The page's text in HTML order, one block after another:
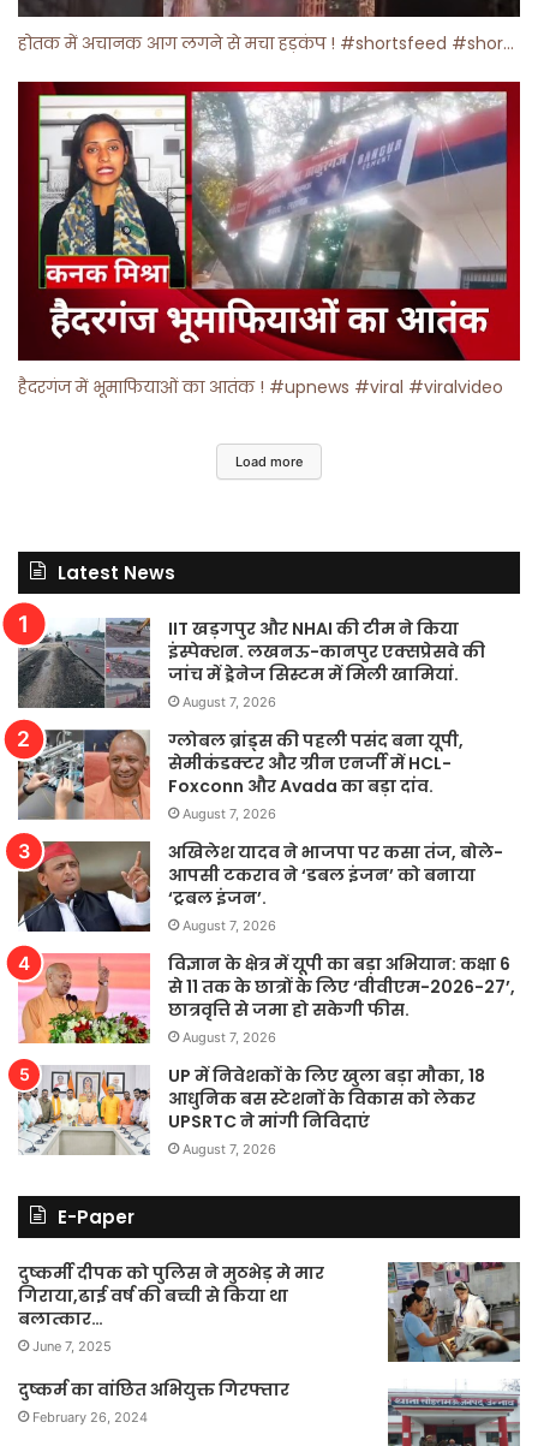
होतक में अचानक आग लगने से मचा हड़कंप ! #shortsfeed #shorts #viralshorts
हैदरगंज में भूमाफियाओं का आतंक ! #upnews #viral #viralvideo
Load more
Latest News
IIT खड़गपुर और NHAI की टीम ने किया
इंस्पेक्शन. लखनऊ-कानपुर एक्सप्रेसवे की
जांच में ड्रेनेज सिस्टम में मिली खामियां.
August 7, 2026
ग्लोबल ब्रांड्स की पहली पसंद बना यूपी,
सेमीकंडक्टर और ग्रीन एनर्जी में HCL-
Foxconn और Avada का बड़ा दांव.
August 7, 2026
अखिलेश यादव ने भाजपा पर कसा तंज, बोले-
आपसी टकराव ने ‘डबल इंजन’ को बनाया
‘ट्रबल इंजन’.
August 7, 2026
विज्ञान के क्षेत्र में यूपी का बड़ा अभियान: कक्षा 6
से 11 तक के छात्रों के लिए ‘वीवीएम-2026-27’,
छात्रवृत्ति से जमा हो सकेगी फीस.
August 7, 2026
UP में निवेशकों के लिए खुला बड़ा मौका, 18
आधुनिक बस स्टेशनों के विकास को लेकर
UPSRTC ने मांगी निविदाएं
August 7, 2026
E-Paper
दुष्कर्मी दीपक को पुलिस ने मुठभेड़ मे मार
गिराया,ढाई वर्ष की बच्ची से किया था
बलात्कार…
June 7, 2025
दुष्कर्म का वांछित अभियुक्त गिरफ्तार
February 26, 2024